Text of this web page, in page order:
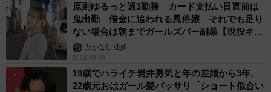
原則ゆるっと週3勤務 カード支払い日直前は
鬼出勤 借金に追われる風俗嬢 それでも足り
ない場合は朝までガールズバー副業【現役キャ
ストに取材】
たかなし 亜妖
2026.08.08
19歳でハライチ岩井勇気と年の差婚から3年、
22歳元おはガール髪バッサリ「ショート似合い